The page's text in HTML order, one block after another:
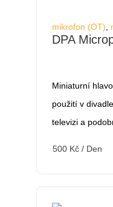
mikrofon (OT),
DPA
Miniaturní
použití v
televizi a
500 Kč / Den